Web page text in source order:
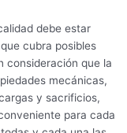
debe estar
cubra posibles
consideración que la
mecánicas,
y sacrificios,
para cada